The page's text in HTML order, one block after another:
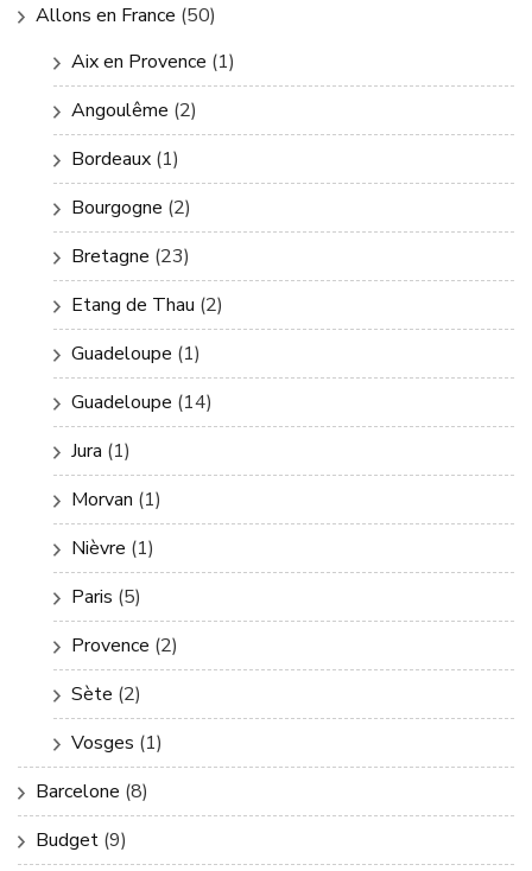
Allons en France (50)
Aix en Provence (1)
Angoulême (2)
Bordeaux (1)
Bourgogne (2)
Bretagne (23)
Etang de Thau (2)
Guadeloupe (1)
Guadeloupe (14)
Jura (1)
Morvan (1)
Nièvre (1)
Paris (5)
Provence (2)
Sète (2)
Vosges (1)
Barcelone (8)
Budget (9)